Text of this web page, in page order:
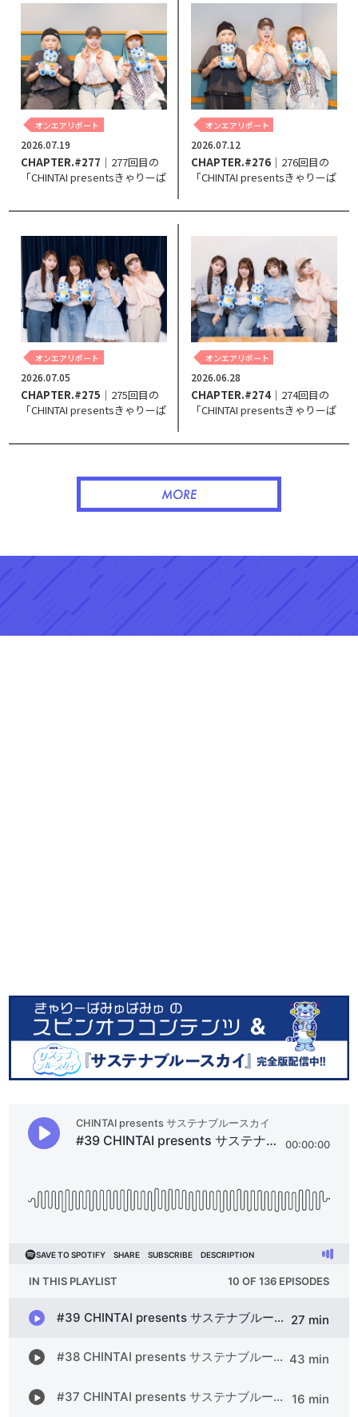
オンエアリポート
2026.07.19
CHAPTER.#277 ｜277回目の
「CHINTAI presentsきゃりーぱ
Your Heart～」。
オンエアリポート
2026.07.12
CHAPTER.#276 ｜276回目の
「CHINTAI presentsきゃりーぱ
Your Heart～」。
オンエアリポート
2026.07.05
CHAPTER.#275 ｜275回目の
「CHINTAI presentsきゃりーぱ
Your Heart～」。
オンエアリポート
2026.06.28
CHAPTER.#274｜274回目の
「CHINTAI presentsきゃりーぱ
Your Heart～」。